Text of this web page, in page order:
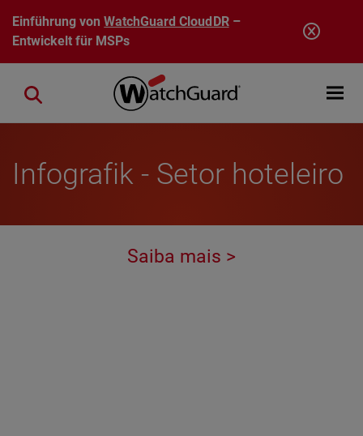
Direkt zum Inhalt
Einführung vonWatchGuard CloudDR–
Entwickelt für MSPs
Open
Close search
Infografik - Setor hoteleiro
Saiba mais >